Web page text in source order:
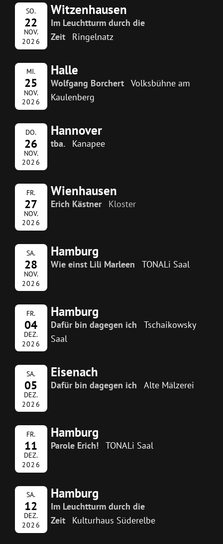
SO.
22
NOV.
2026
Witzenhausen
Im Leuchtturm durch die
Zeit
Ringelnatz
MI.
25
NOV.
2026
Halle
Wolfgang Borchert
Volksbühne am
Kaulenberg
DO.
26
NOV.
2026
Hannover
tba. Kanapee
FR.
27
NOV.
2026
Wienhausen
Erich Kästner Kloster
SA.
28
NOV.
2026
Hamburg
Wie einst Lili Marleen TONALi Saal
FR.
04
DEZ.
2026
Hamburg
Dafür bin dagegen ich
Tschaikowsky
Saal
SA.
05
DEZ.
2026
Eisenach
Dafür bin dagegen ich Alte Mälzerei
FR.
11
DEZ.
2026
Hamburg
Parole Erich! TONALi Saal
SA.
12
DEZ.
2026
Hamburg
Im Leuchtturm durch die
Zeit
Kulturhaus Süderelbe